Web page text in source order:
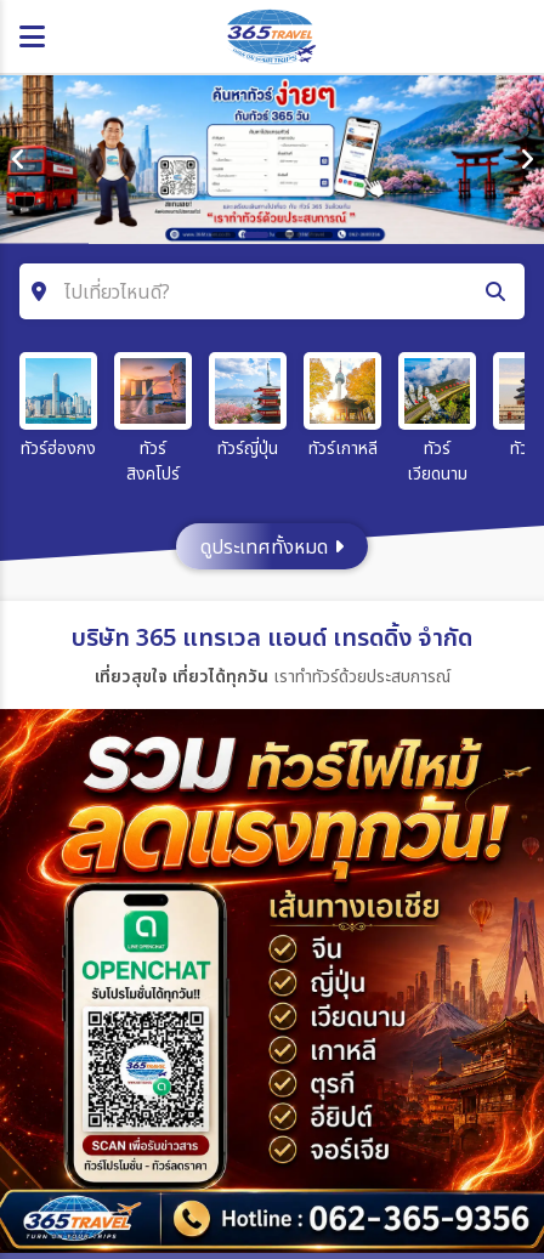
ไปเที่ยวไหนดี?
ค้นหาโปรแกรมทัวร์
คำค้นหา
สายการบิน
ตั้งแต่วันที่
ถึงวันที่
เฉพาะเดือน
เฉพาะเทศกาล
ระหว่าง
ทัวร์ฮ่องกง
ทัวร์
สิงคโปร์
ทัวร์ญี่ปุ่น ทัวร์เกาหลี
ทัวร์
เวียดนาม
ทัวร์
ดูประเทศทั้งหมด
บริษัท 365 แทรเวล แอนด์ เทรดดิ้ง จำกัด
เที่ยวสุขใจ เที่ยวได้ทุกวัน เราทำทัวร์ด้วยประสบการณ์